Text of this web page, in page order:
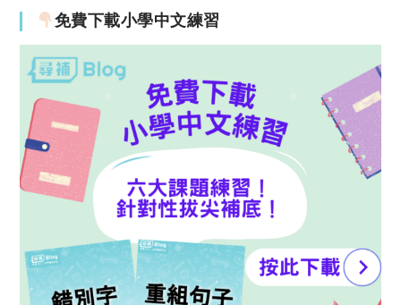
免費下載小學中文練習